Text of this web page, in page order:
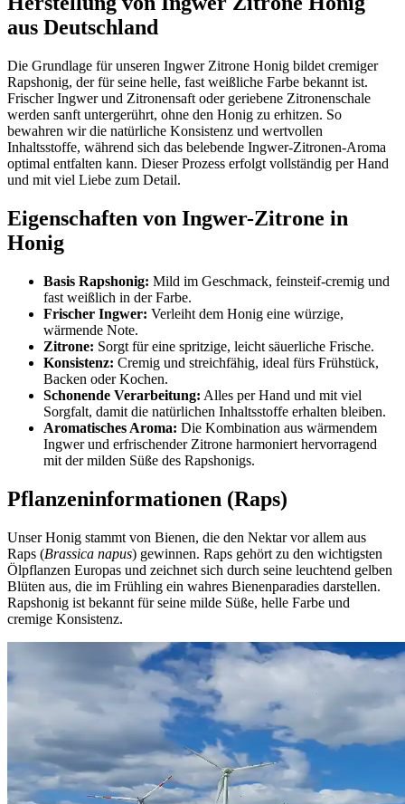
aus Deutschland
Die Grundlage für unseren Ingwer Zitrone Honig bildet cremiger
Rapshonig, der für seine helle, fast weißliche Farbe bekannt ist.
Frischer Ingwer und Zitronensaft oder geriebene Zitronenschale
werden sanft untergerührt, ohne den Honig zu erhitzen. So
bewahren wir die natürliche Konsistenz und wertvollen
Inhaltsstoffe, während sich das belebende Ingwer-Zitronen-Aroma
optimal entfalten kann. Dieser Prozess erfolgt vollständig per Hand
und mit viel Liebe zum Detail.
Eigenschaften von Ingwer-Zitrone in
Honig
Basis Rapshonig: Mild im Geschmack, feinsteif-cremig und
fast weißlich in der Farbe.
Frischer Ingwer: Verleiht dem Honig eine würzige,
wärmende Note.
Zitrone: Sorgt für eine spritzige, leicht säuerliche Frische.
Konsistenz: Cremig und streichfähig, ideal fürs Frühstück,
Backen oder Kochen.
Schonende Verarbeitung: Alles per Hand und mit viel
Sorgfalt, damit die natürlichen Inhaltsstoffe erhalten bleiben.
Aromatisches Aroma: Die Kombination aus wärmendem
Ingwer und erfrischender Zitrone harmoniert hervorragend
mit der milden Süße des Rapshonigs.
Pflanzeninformationen (Raps)
Unser Honig stammt von Bienen, die den Nektar vor allem aus
Raps (Brassica napus) gewinnen. Raps gehört zu den wichtigsten
Ölpflanzen Europas und zeichnet sich durch seine leuchtend gelben
Blüten aus, die im Frühling ein wahres Bienenparadies darstellen.
Rapshonig ist bekannt für seine milde Süße, helle Farbe und
cremige Konsistenz.